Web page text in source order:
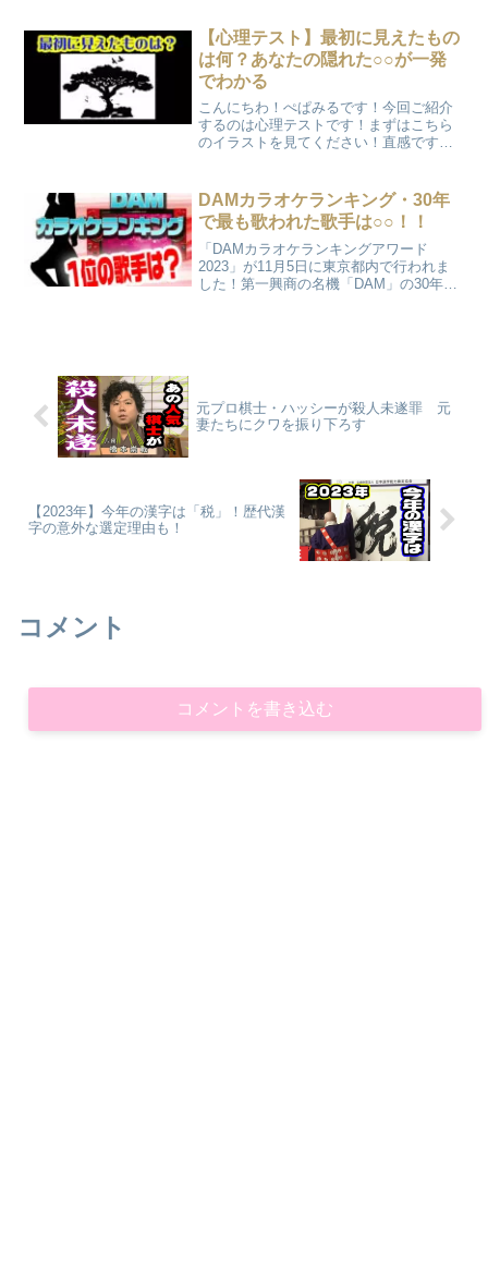
定したそうです！！
【心理テスト】最初に見えたもの
は何？あなたの隠れた○○が一発
でわかる
こんにちわ！ぺぱみるです！今回ご紹介
するのは心理テストです！まずはこちら
のイラストを見てください！直感です
DAMカラオケランキング・30年
で最も歌われた歌手は○○！！
「DAMカラオケランキングアワード
2023」が11月5日に東京都内で行われま
した！第一興商の名機「DAM」の30年の
元プロ棋士・ハッシーが殺人未遂罪 元
妻たちにクワを振り下ろす
【2023年】今年の漢字は「税」！歴代漢
字の意外な選定理由も！
コメント
コメントを書き込む